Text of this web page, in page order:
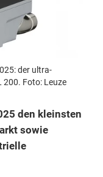
der ultra-
200. Foto: Leuze
den kleinsten
sowie